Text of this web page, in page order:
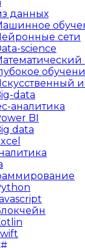
данных
сети
science
data
аналитика
BI
data